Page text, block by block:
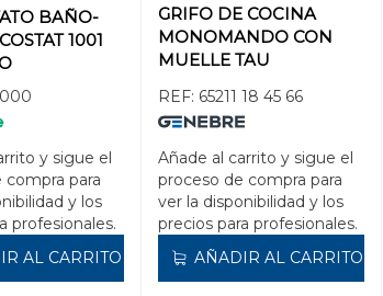
BAÑO-
1001
y sigue el
para
y los
profesionales.
AL CARRITO
GRIFO DE COCINA
MONOMANDO CON
MUELLE TAU
REF: 65211 18 45 66
Añade al carrito y sigue el
proceso de compra para
ver la disponibilidad y los
precios para profesionales.
AÑADIR AL CARRITO